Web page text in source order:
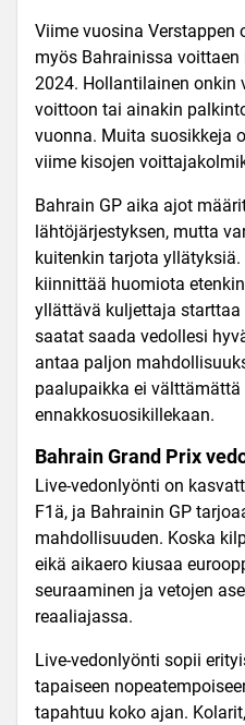
Viime vuosina Verstappen
myös Bahrainissa
2024. Hollantilainen onkin
voittoon tai ainakin
vuonna. Muita suosikkeja
viime kisojen
Bahrain GP aika ajot
lähtöjärjestyksen, mutta
kuitenkin tarjota
kiinnittää huomiota
yllättävä kuljettaja
saatat saada vedollesi
antaa paljon
paalupaikka ei
ennakkosuosikillekaan.
Bahrain Grand Prix
Live-vedonlyönti on
F1 ä, ja Bahrainin GP
mahdollisuuden. Koska
eikä aikaero kiusaa
seuraaminen ja vetojen
reaaliajassa.
Live-vedonlyönti sopii
tapaiseen
tapahtuu koko ajan.